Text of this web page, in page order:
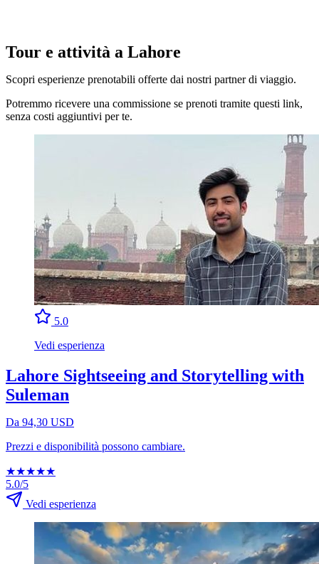
Tour e attività a Lahore
Scopri esperienze prenotabili offerte dai nostri partner di viaggio.
Potremmo ricevere una commissione se prenoti tramite questi link,
senza costi aggiuntivi per te.
5.0
Vedi esperienza
Lahore Sightseeing and Storytelling with
Suleman
Da 94,30 USD
Prezzi e disponibilità possono cambiare.
★★★★★
5.0/5
Vedi esperienza